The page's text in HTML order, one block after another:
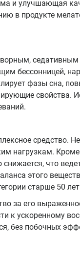
и улучшающая
в продукте
бессонницей,
фазы сна,
свойства.
средство.
нагрузкам. Кроме
что
этого
старше 50
за его
к ускоренному
без побочных